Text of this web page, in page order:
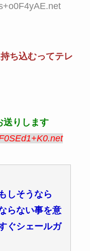
ち込むってテレ
送りします
しそうなら
らない事を意
ぐシェールガ